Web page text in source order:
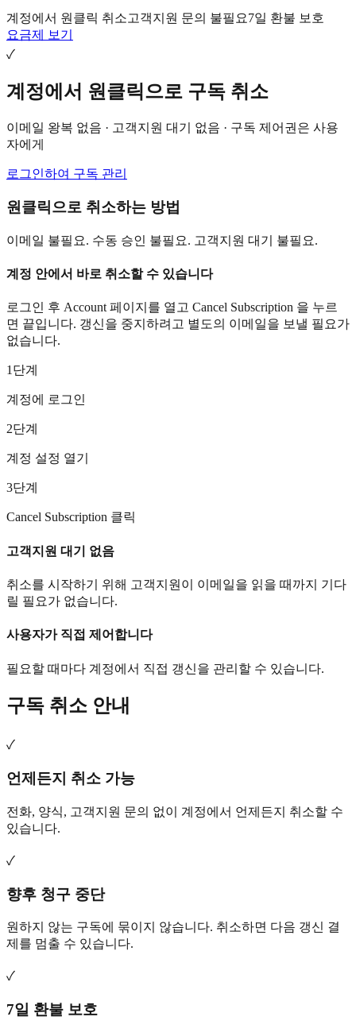
계정에서 원클릭 취소고객지원 문의 불필요7일 환불 보호
요금제 보기
✓
계정에서 원클릭으로 구독 취소
이메일 왕복 없음 · 고객지원 대기 없음 · 구독 제어권은 사용
자에게
로그인하여 구독 관리
원클릭으로 취소하는 방법
이메일 불필요. 수동 승인 불필요. 고객지원 대기 불필요.
계정 안에서 바로 취소할 수 있습니다
로그인 후 Account 페이지를 열고 Cancel Subscription 을 누르
면 끝입니다. 갱신을 중지하려고 별도의 이메일을 보낼 필요가
없습니다.
1단계
계정에 로그인
2단계
계정 설정 열기
3단계
Cancel Subscription 클릭
고객지원 대기 없음
취소를 시작하기 위해 고객지원이 이메일을 읽을 때까지 기다
릴 필요가 없습니다.
사용자가 직접 제어합니다
필요할 때마다 계정에서 직접 갱신을 관리할 수 있습니다.
구독 취소 안내
✓
언제든지 취소 가능
전화, 양식, 고객지원 문의 없이 계정에서 언제든지 취소할 수
있습니다.
✓
향후 청구 중단
원하지 않는 구독에 묶이지 않습니다. 취소하면 다음 갱신 결
제를 멈출 수 있습니다.
✓
7일 환불 보호